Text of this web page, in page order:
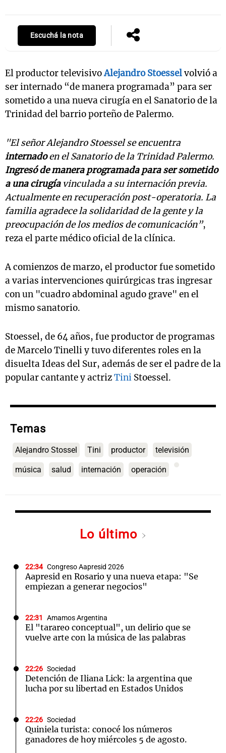
Escuchá la nota
El productor televisivoAlejandro Stoesselvolvió a
ser internado “de manera programada” para ser
sometido a una nueva cirugía en el Sanatorio de la
Trinidad del barrio porteño de Palermo.
"El señor Alejandro Stoessel se encuentra
internadoen el Sanatorio de la Trinidad Palermo.
Ingresó de manera programada para ser sometido
a una cirugíavinculada a su internación previa.
Actualmente en recuperación post-operatoria. La
familia agradece la solidaridad de la gente y la
preocupación de los medios de comunicación”,
reza el parte médico oficial de la clínica.
A comienzos de marzo, el productor fue sometido
a varias intervenciones quirúrgicas tras ingresar
con un "cuadro abdominal agudo grave" en el
mismo sanatorio.
Stoessel, de 64 años, fue productor de programas
de Marcelo Tinelli y tuvo diferentes roles en la
disuelta Ideas del Sur, además de ser el padre de la
popular cantante y actrizTini Stoessel.
Temas
Alejandro Stossel Tini productor televisión
música salud internación operación
Lo último
22:34 Congreso Aapresid 2026
Aapresid en Rosario y una nueva etapa: "Se
empiezan a generar negocios"
22:31 Amamos Argentina
El "tarareo conceptual", un delirio que se
vuelve arte con la música de las palabras
22:26 Sociedad
Detención de Iliana Lick: la argentina que
lucha por su libertad en Estados Unidos
22:26 Sociedad
Quiniela turista: conocé los números
ganadores de hoy miércoles 5 de agosto.